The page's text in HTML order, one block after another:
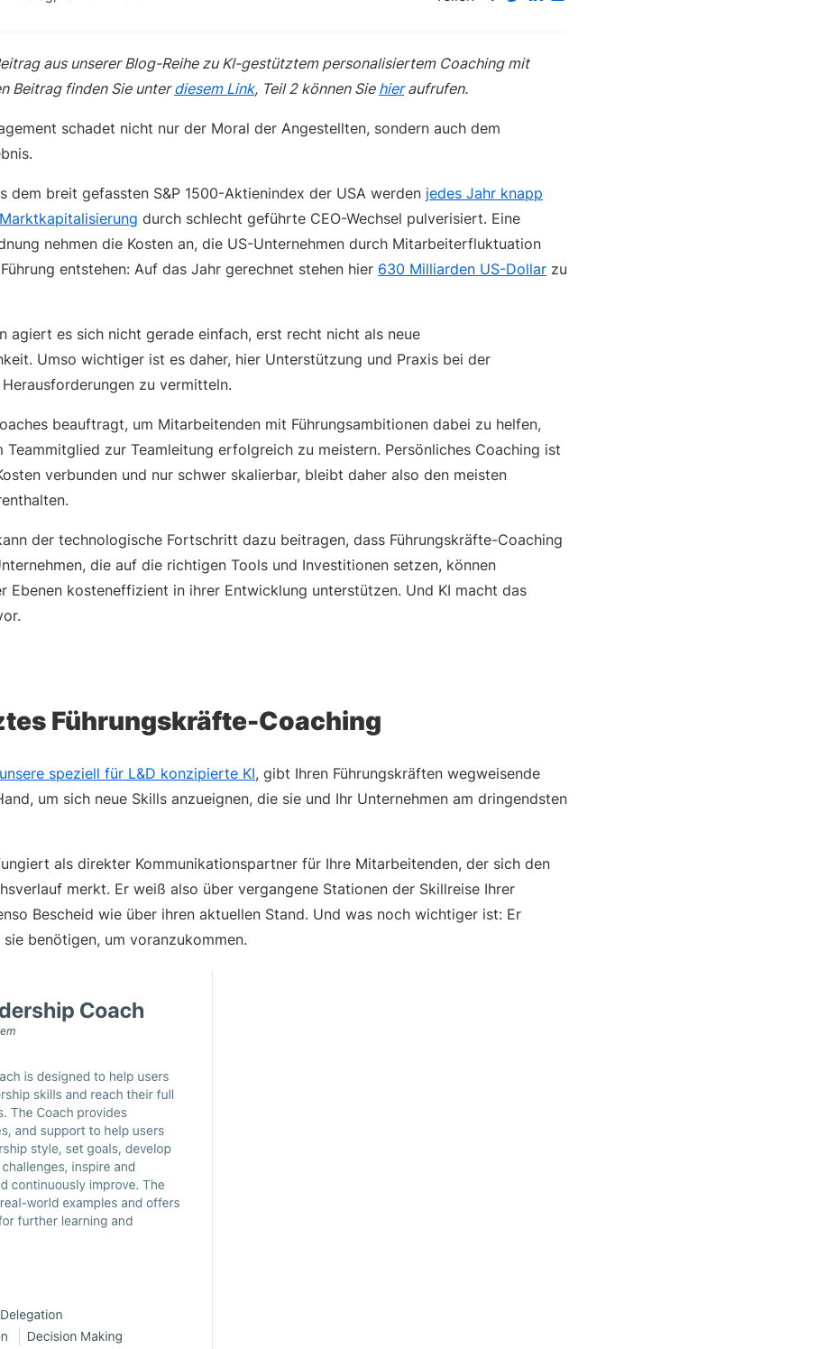
aus unserer Blog-Reihe zu KI-gestütztem personalisiertem Coaching mit
Beitrag finden Sie unterdiesem Link, Teil 2 können Sie hieraufrufen.
schadet nicht nur der Moral der Angestellten, sondern auch dem
dem breit gefassten S&P 1500-Aktienindex der USA werden jedes Jahr knapp
durch schlecht geführte CEO-Wechsel pulverisiert. Eine
nehmen die Kosten an, die US-Unternehmen durch Mitarbeiterfluktuation
entstehen: Auf das Jahr gerechnet stehen hier 630 Milliarden US-Dollar zu
agiert es sich nicht gerade einfach, erst recht nicht als neue
Umso wichtiger ist es daher, hier Unterstützung und Praxis bei der
zu vermitteln.
beauftragt, um Mitarbeitenden mit Führungsambitionen dabei zu helfen,
Teammitglied zur Teamleitung erfolgreich zu meistern. Persönliches Coaching ist
verbunden und nur schwer skalierbar, bleibt daher also den meisten
der technologische Fortschritt dazu beitragen, dass Führungskräfte-Coaching
die auf die richtigen Tools und Investitionen setzen, können
Ebenen kosteneffizient in ihrer Entwicklung unterstützen. Und KI macht das
Führungskräfte-Coaching
speziell für L&D konzipierte KI, gibt Ihren Führungskräften wegweisende
um sich neue Skills anzueignen, die sie und Ihr Unternehmen am dringendsten
als direkter Kommunikationspartner für Ihre Mitarbeitenden, der sich den
merkt. Er weiß also über vergangene Stationen der Skillreise Ihrer
Bescheid wie über ihren aktuellen Stand. Und was noch wichtiger ist: Er
benötigen, um voranzukommen.